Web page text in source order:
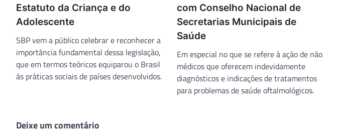
Estatuto da Criança e do
Adolescente
SBP vem a público celebrar e reconhecer a
importância fundamental dessa legislação,
que em termos teóricos equiparou o Brasil
às práticas sociais de países desenvolvidos.
com Conselho Nacional de
Secretarias Municipais de
Saúde
Em especial no que se refere à ação de não
médicos que oferecem indevidamente
diagnósticos e indicações de tratamentos
para problemas de saúde oftalmológicos.
Deixe um comentário